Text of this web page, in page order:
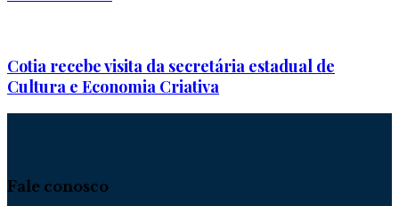
Cotia recebe visita da secretária estadual de
Cultura e Economia Criativa
Fale conosco